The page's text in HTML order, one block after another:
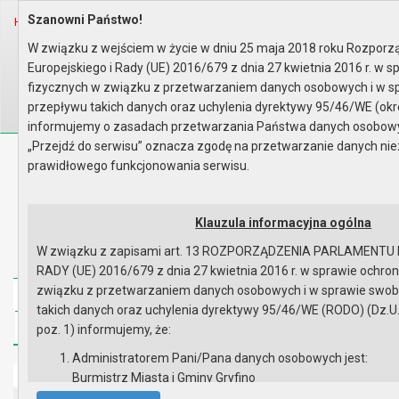
Home Prawo lokalne
Wyszukaj na stronie:
A A A
Biuletyn Informacji Publicznej
Strona główna Mapa serwisu Aktualności
Redakcja Instrukcja korzystania
Strona główna
Szanowni Państwo!
W związku z wejściem w życie w dniu 25 maja 2018 roku
Europejskiego i Rady (UE) 2016/679 z dnia 27 kwietnia 2016 r. w
fizycznych w związku z przetwarzaniem danych osobowych i w
przepływu takich danych oraz uchylenia dyrektywy 95/46/WE
informujemy o zasadach przetwarzania Państwa danych
„Przejdź do serwisu” oznacza zgodę na przetwarzanie danych
prawidłowego funkcjonowania serwisu.
Klauzula informacyjna ogólna
W związku z zapisami art. 13 ROZPORZĄDZENIA PARLAMENTU
RADY (UE) 2016/679 z dnia 27 kwietnia 2016 r. w sprawie
związku z przetwarzaniem danych osobowych i w sprawie
takich danych oraz uchylenia dyrektywy 95/46/WE (RODO)
poz. 1) informujemy, że:
Administratorem Pani/Pana danych osobowych jest:
Burmistrz Miasta i Gminy Gryfino